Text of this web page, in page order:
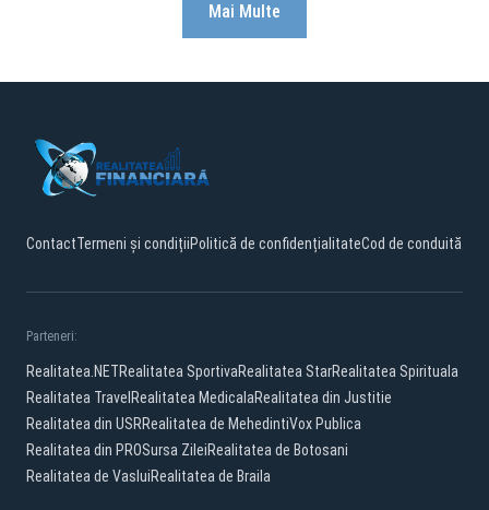
Mai Multe
ContactTermeni și condițiiPolitică de confidențialitateCod de conduită
Parteneri:
Realitatea.NETRealitatea SportivaRealitatea StarRealitatea Spirituala
Realitatea Travel Realitatea MedicalaRealitatea din Justitie
Realitatea din USRRealitatea de MehedintiVox Publica
Realitatea din PROSursa ZileiRealitatea de Botosani
Realitatea de VasluiRealitatea de Braila